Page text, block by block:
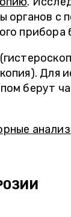
органов с
прибора
Для
берут